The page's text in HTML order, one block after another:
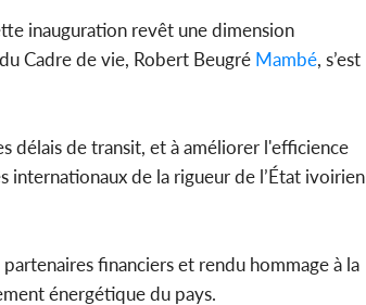
inauguration revêt une dimension
Cadre de vie, Robert Beugré Mambé, s’est
délais de transit, et à améliorer l'efficience
internationaux de la rigueur de l’État ivoirien
financiers et rendu hommage à la
énergétique du pays.